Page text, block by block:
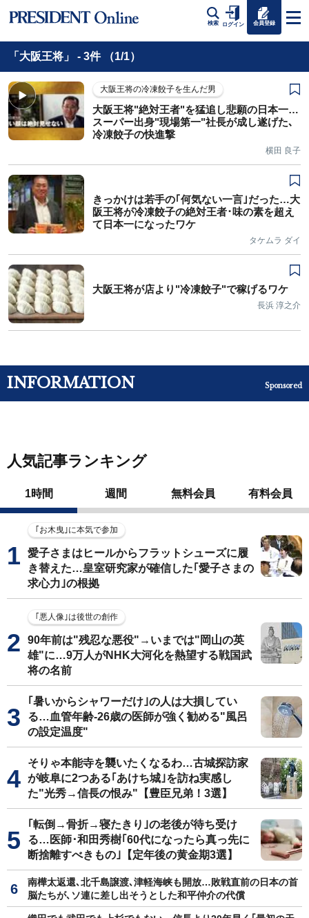
検索 ログイン 会員登録
「大阪王将」 - 3件 （1/1）
大阪王将の冷凍餃子を生んだ男
大阪王将"絶対王者"を猛追し悲願の日本一…
スーパー出身"現場第一"社長が成し遂げた､
冷凍餃子の快進撃
横田 良子
きっかけは若手の｢何気ない一言｣だった…大
阪王将が冷凍餃子の絶対王者･味の素を超え
て日本一になったワケ
タケムラ ダイ
大阪王将が店より"冷凍餃子"で稼げるワケ
長浜 淳之介
INFORMATION Sponsored
人気記事ランキング
1時間 週間 無料会員 有料会員
｢お木曳｣に本気で参加
愛子さまはヒールからフラットシューズに履
き替えた…皇室研究家が確信した｢愛子さまの
求心力｣の根拠
｢悪人像｣は後世の創作
90年前は"残忍な悪役"→いまでは"岡山の英
雄"に…9万人がNHK大河化を熱望する戦国武
将の名前
｢暑いからシャワーだけ｣の人は大損してい
る…血管年齢-26歳の医師が強く勧める"風呂
の設定温度"
そりゃ本能寺を襲いたくなるわ…古城探訪家
が岐阜に2つある｢あけち城｣を訪ね実感し
た"光秀→信長の恨み"【豊臣兄弟！3選】
｢転倒→骨折→寝たきり｣の老後が待ち受け
る…医師･和田秀樹｢60代になったら真っ先に
断捨離すべきもの｣【定年後の黄金期3選】
南樺太返還､北千島譲渡､津軽海峡も開放…敗戦直前の日本の首
脳たちが､ソ連に差し出そうとした和平仲介の代償